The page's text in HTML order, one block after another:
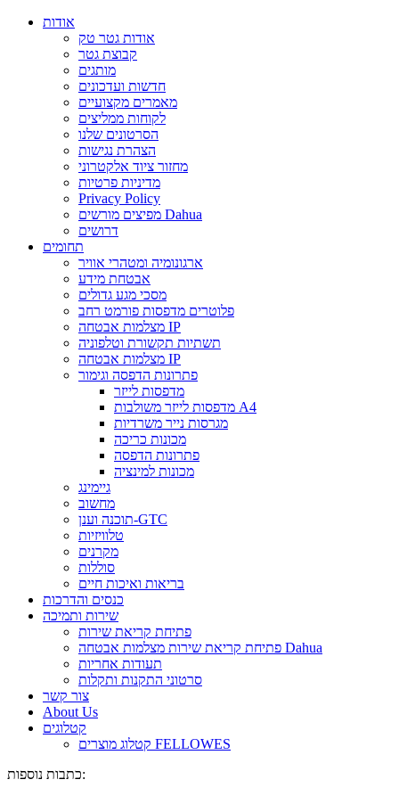
אודות
אודות גטר טק
קבוצת גטר
מותגים
חדשות ועדכונים
מאמרים מקצועיים
לקוחות ממליצים
הסרטונים שלנו
הצהרת נגישות
מחזור ציוד אלקטרוני
מדיניות פרטיות
Privacy Policy
מפיצים מורשים Dahua
דרושים
תחומים
ארגונומיה ומטהרי אוויר
אבטחת מידע
מסכי מגע גדולים
פלוטרים מדפסות פורמט רחב
מצלמות אבטחה IP
תשתיות תקשורת וטלפוניה
מצלמות אבטחה IP
פתרונות הדפסה וגימור
מדפסות לייזר
מדפסות לייזר משולבות A4
מגרסות נייר משרדיות
מכונות כריכה
פתרונות הדפסה
מכונות למינציה
גיימינג
מחשוב
תוכנה וענן-GTC
טלוויזיות
מקרנים
סוללות
בריאות ואיכות חיים
כנסים והדרכות
שירות ותמיכה
פתיחת קריאת שירות
פתיחת קריאת שירות מצלמות אבטחה Dahua
תעודות אחריות
סרטוני התקנות ותקלות
צור קשר
About Us
קטלוגים
קטלוג מוצרים FELLOWES
כתבות נוספות: